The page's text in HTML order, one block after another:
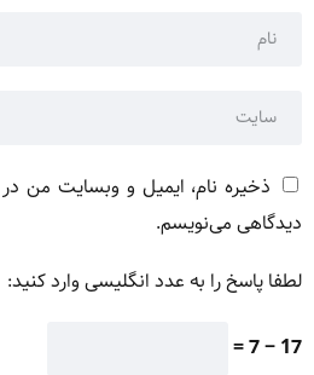
ذخیره نام، ایمیل و وبسایت من در
دیدگاهی می‌نویسم.
لطفا پاسخ را به عدد انگلیسی وارد کنید:
17 − 7 =